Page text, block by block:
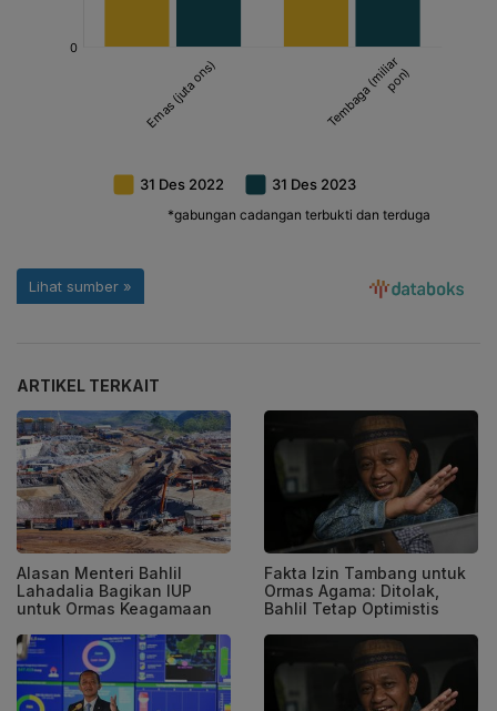
ARTIKEL TERKAIT
Alasan Menteri Bahlil
Lahadalia Bagikan IUP
untuk Ormas Keagamaan
Fakta Izin Tambang untuk
Ormas Agama: Ditolak,
Bahlil Tetap Optimistis